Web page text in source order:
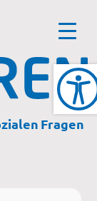
Fragen